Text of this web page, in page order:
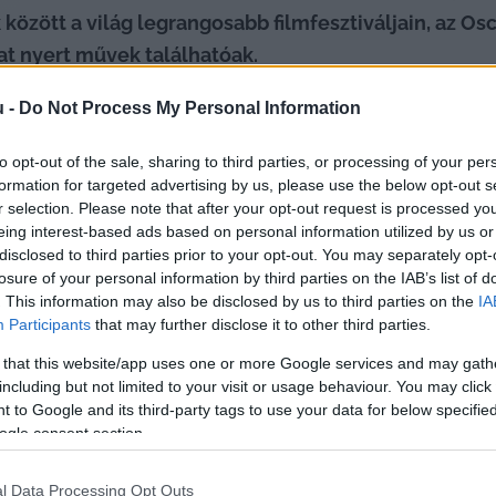
- Do Not Process My Personal Information
opt-out of the sale, sharing to third parties, or processing of your
for targeted advertising by us, please use the below opt-out
selection. Please note that after your opt-out request is processed
interest-based ads based on personal information utilized by us
to third parties prior to your opt-out. You may separately
of your personal information by third parties on the IAB’s list of
This information may also be disclosed by us to third parties on the
Participants that may further disclose it to other third parties.
that this website/app uses one or more Google services and may
but not limited to your visit or usage behaviour. You may
to Google and its third-party tags to use your data for below
consent section.
Data Processing Opt Outs
a világ legrangosabb filmfesztiváljain, az
nyert művek találhatóak.
6 magyar TV-sorozat, 15 magyar rövidfilm, 30
június 1. között Magyarország legnagyobb
panorámavetítések, retrospektív
kiállítások színesítik majd az összművészeti
Darabos Éva animációs rendezők, valamint Szabó
szakember – 23 film közül 8-at válogatott az
tavaly Cannes-ban debütált, a